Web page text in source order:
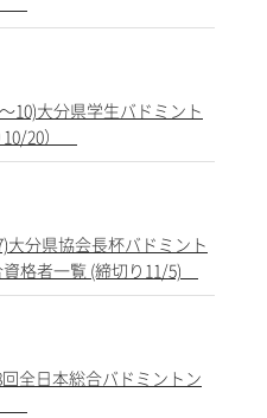
10)大分県学生バドミント
20）
大分県協会長杯バドミント
者一覧 (締切り11/5)
全日本総合バドミントン